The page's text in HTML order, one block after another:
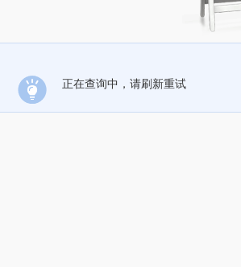
正在查询中，请刷新重试